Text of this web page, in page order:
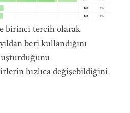
birinci tercih olarak
beri kullandığını
hızlıca değişebildiğini